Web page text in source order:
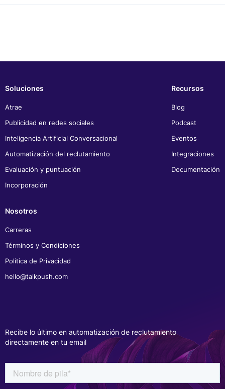
Soluciones
Atrae
Publicidad en redes sociales
Inteligencia Artificial Conversacional
Automatización del reclutamiento
Evaluación y puntuación
Incorporación
Recursos
Blog
Podcast
Eventos
Integraciones
Documentación
Nosotros
Carreras
Términos y Condiciones
Política de Privacidad
hello@talkpush.com
Recibe lo último en automatización de reclutamiento
directamente en tu email